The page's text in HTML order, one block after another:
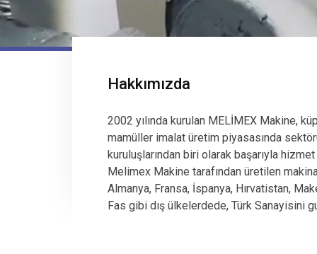
Hakkımızda
2002 yılında kurulan MELİMEX Makine,
mamüller imalat üretim piyasasında
kuruluşlarından biri olarak başarıyla
Melimex Makine tarafından üretilen
Almanya, Fransa, İspanya, Hırvatistan,
Fas gibi dış ülkelerdede, Türk Sanayisini